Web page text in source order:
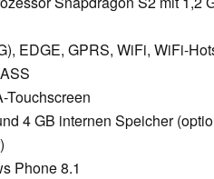
EDGE, GPRS, WiFi, WiFi-
Touchscreen
4 GB internen Speicher
Phone 8.1